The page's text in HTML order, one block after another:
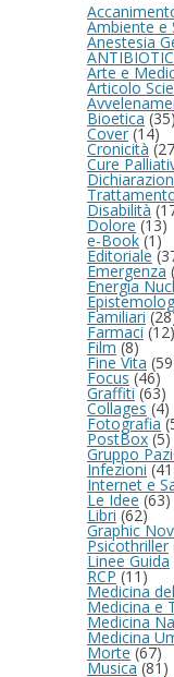
Ambiente e
Anestesia
Arte e
Articolo
Bioetica
Cover(14)
Cronicità
Cure
Disabilità
Dolore(13)
e-Book(1)
Editoriale
Emergenza
Energia
Familiari
Farmaci(12)
Film(8)
Fine Vita
Focus(46)
Graffiti(63)
Collages (4)
Fotografia
PostBox(5)
Gruppo
Infezioni
Internet e
Le Idee(63)
Libri(62)
Graphic
Psicothriller
Linee Guida
RCP(11)
Medicina
Medicina e
Medicina
Medicina
Morte(67)
Musica(81)